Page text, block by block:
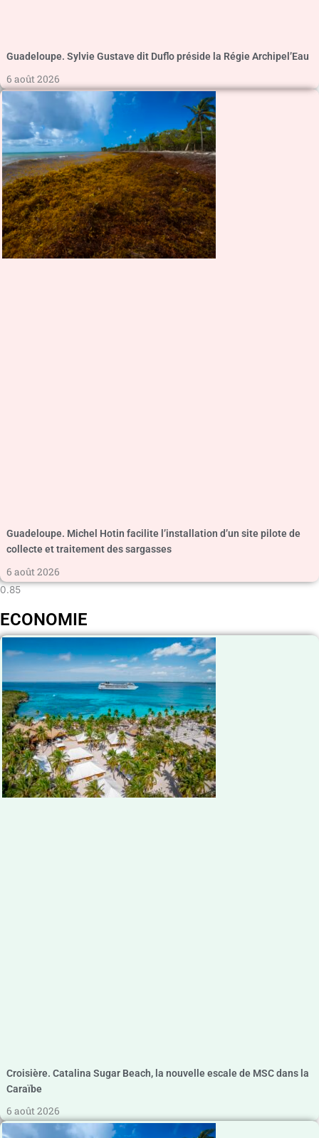
Guadeloupe. Sylvie Gustave dit Duflo préside la Régie Archipel’Eau
6 août 2026
Guadeloupe. Michel Hotin facilite l’installation d’un site pilote de
collecte et traitement des sargasses
6 août 2026
ECONOMIE
Croisière. Catalina Sugar Beach, la nouvelle escale de MSC dans la
Caraïbe
6 août 2026